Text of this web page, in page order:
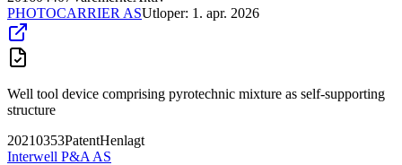
PHOTOCARRIER ASUtloper: 1. apr. 2026
Well tool device comprising pyrotechnic mixture as self-supporting
structure
20210353PatentHenlagt
Interwell P&A AS